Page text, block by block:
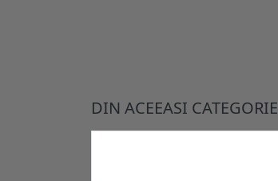
DIN ACEEASI CATEGORIE